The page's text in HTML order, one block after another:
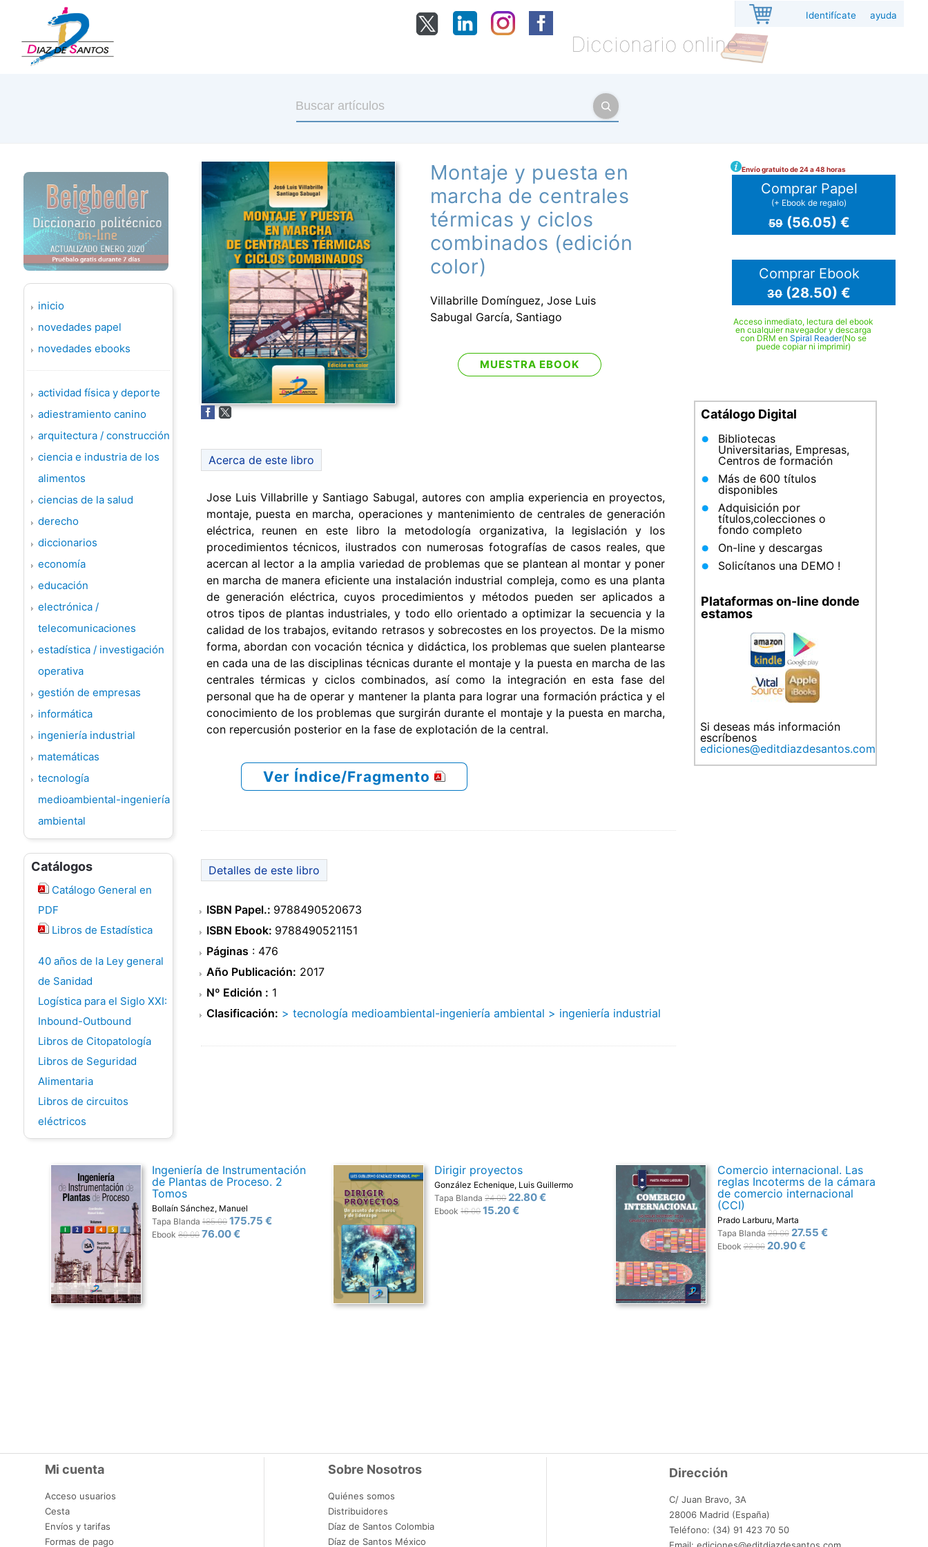
Identifícate ayuda
Diccionario online
inicio
novedades papel
novedades ebooks
actividad física y deporte
adiestramiento canino
arquitectura / construcción
ciencia e industria de los
alimentos
ciencias de la salud
derecho
diccionarios
economía
educación
electrónica /
telecomunicaciones
estadística / investigación
operativa
gestión de empresas
informática
ingeniería industrial
matemáticas
tecnología
medioambiental-ingeniería
ambiental
Catálogos
Catálogo General en
PDF
Libros de Estadística
40 años de la Ley general
de Sanidad
Logística para el Siglo XXI:
Inbound-Outbound
Libros de Citopatología
Libros de Seguridad
Alimentaria
Libros de circuitos
eléctricos
Montaje y puesta en
marcha de centrales
térmicas y ciclos
combinados (edición
color)
Villabrille Domínguez, Jose Luis
Sabugal García, Santiago
MUESTRA EBOOK
Acerca de este libro
Jose Luis Villabrille y Santiago Sabugal, autores con amplia experiencia en proyectos,
montaje, puesta en marcha, operaciones y mantenimiento de centrales de generación
eléctrica, reunen en este libro la metodología organizativa, la legislación y los
procedimientos técnicos, ilustrados con numerosas fotografías de casos reales, que
acercan al lector a la amplia variedad de problemas que se plantean al montar y poner
en marcha de manera eficiente una instalación industrial compleja, como es una planta
de generación eléctrica, cuyos procedimientos y métodos pueden ser aplicados a
otros tipos de plantas industriales, y todo ello orientado a optimizar la secuencia y la
calidad de los trabajos, evitando retrasos y sobrecostes en los proyectos. De la mismo
forma, abordan con vocación técnica y didáctica, los problemas que suelen plantearse
en cada una de las disciplinas técnicas durante el montaje y la puesta en marcha de las
centrales térmicas y ciclos combinados, así como la integración en esta fase del
personal que ha de operar y mantener la planta para lograr una formación práctica y el
conocimiento de los problemas que surgirán durante el montaje y la puesta en marcha,
con repercusión posterior en la fase de explotación de la central.
Ver Índice/Fragmento
Detalles de este libro
ISBN Papel.: 9788490520673
ISBN Ebook: 9788490521151
Páginas : 476
Año Publicación: 2017
Nº Edición : 1
Clasificación: > tecnología medioambiental-ingeniería ambiental > ingeniería industrial
Envío gratuito de 24 a 48 horas
Comprar Papel
(+ Ebook de regalo)
59(56.05) €
Comprar Ebook
30(28.50) €
Acceso inmediato, lectura del ebook
en cualquier navegador y descarga
con DRM enSpiral Reader(No se
puede copiar ni imprimir)
Catálogo Digital
Bibliotecas
Universitarias, Empresas,
Centros de formación
Más de 600 títulos
disponibles
Adquisición por
títulos,colecciones o
fondo completo
On-line y descargas
Solicítanos una DEMO !
Plataformas on-line donde
estamos
Si deseas más información
escríbenos
ediciones@editdiazdesantos.com
Ingeniería de Instrumentación
de Plantas de Proceso. 2
Tomos
Bollaín Sánchez, Manuel
Tapa Blanda185.00 175.75 €
Ebook80.00 76.00 €
Dirigir proyectos
González Echenique, Luis Guillermo
Tapa Blanda24.00 22.80 €
Ebook16.00 15.20 €
Comercio internacional. Las
reglas Incoterms de la cámara
de comercio internacional
(CCI)
Prado Larburu, Marta
Tapa Blanda29.00 27.55 €
Ebook22.00 20.90 €
Mi cuenta
Acceso usuarios
Cesta
Envíos y tarifas
Formas de pago
Sobre Nosotros
Quiénes somos
Distribuidores
Díaz de Santos Colombia
Díaz de Santos México
Dirección
C/ Juan Bravo, 3A
28006 Madrid (España)
Teléfono: (34) 91 423 70 50